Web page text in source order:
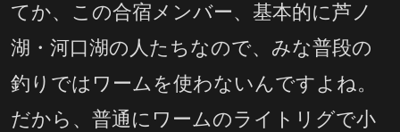
てか、この合宿メンバー、基本的に芦ノ
湖・河口湖の人たちなので、みな普段の
釣りではワームを使わないんですよね。
だから、普通にワームのライトリグで小